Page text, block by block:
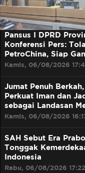
Pansus I DPRD
Konferensi Pers:
PetroChina, Siap
Kamis, 06/08/2026
Jumat Penuh
Perkuat Iman dan
sebagai Landasan
Kamis, 06/08/2026
SAH Sebut Era
Tonggak
Indonesia
Rabu, 06/08/2026